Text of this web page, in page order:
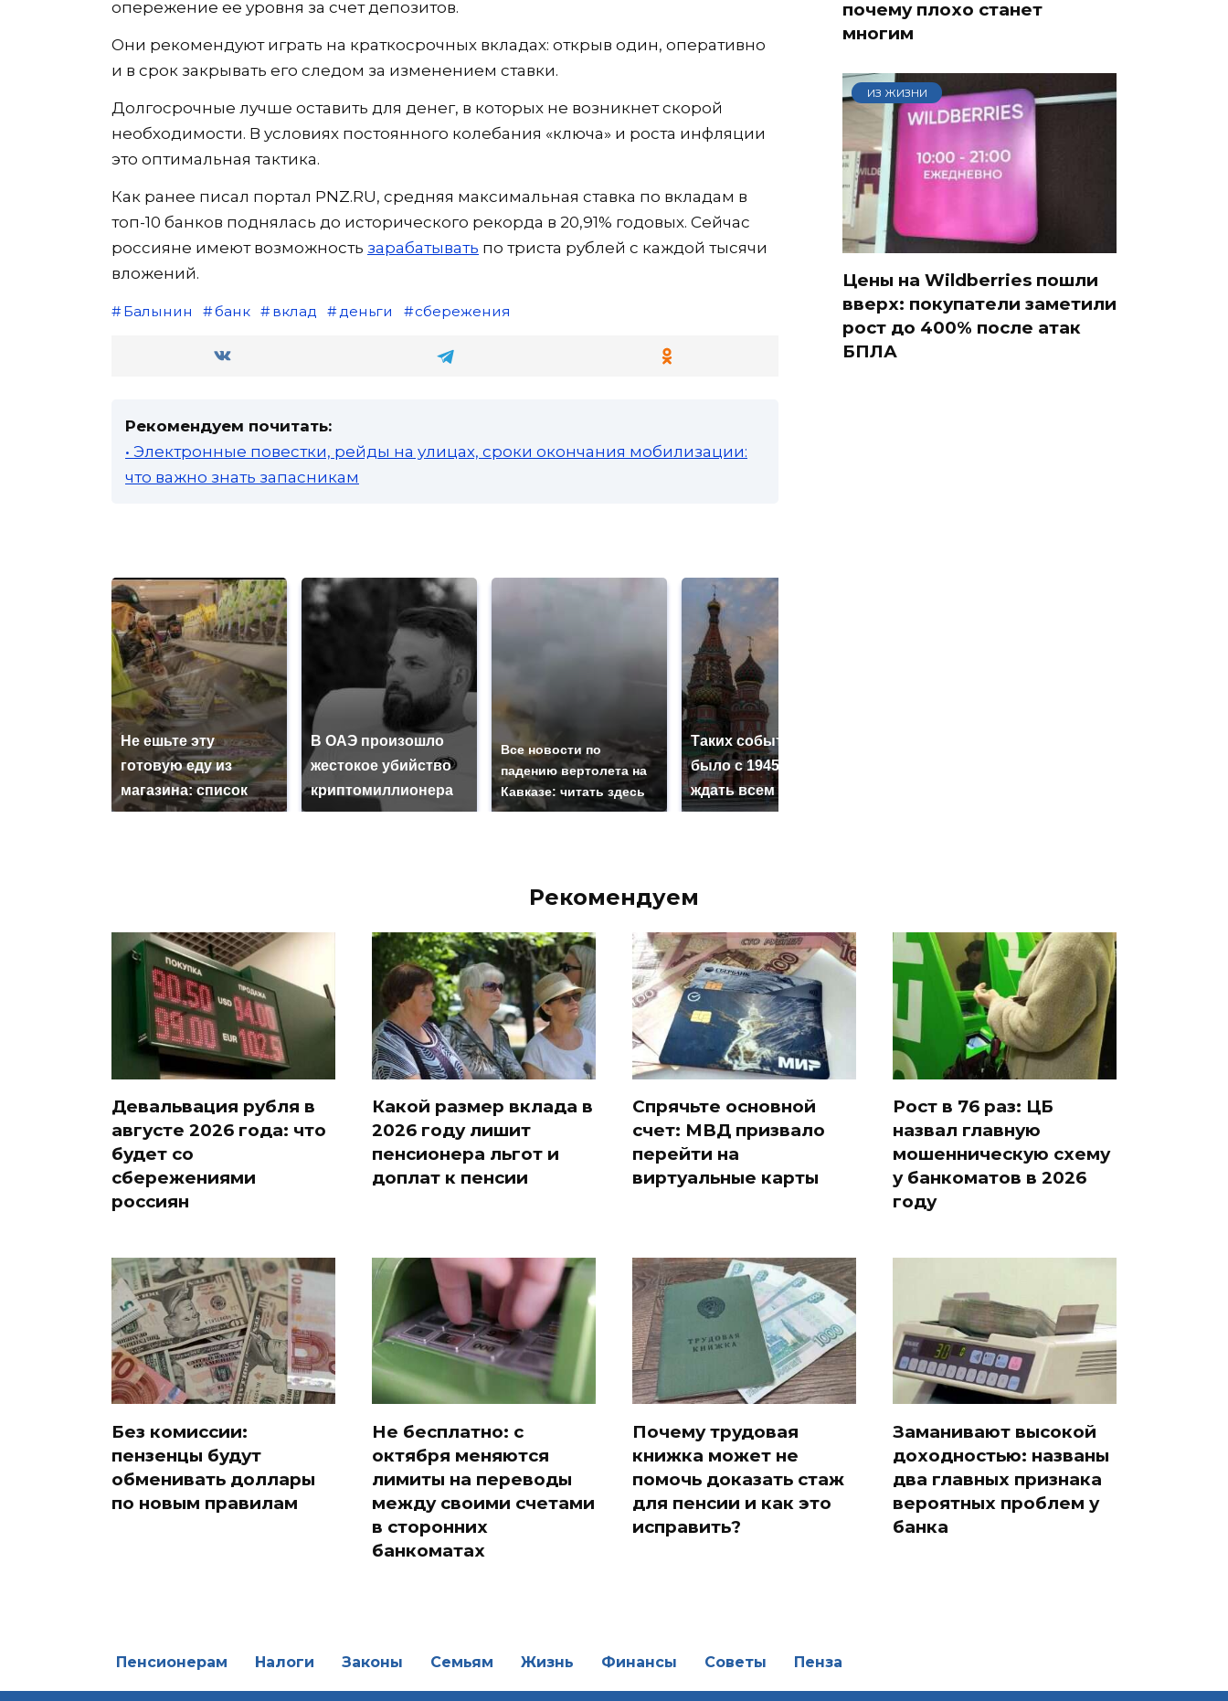
опережение ее уровня за счет депозитов.
Они рекомендуют играть на краткосрочных вкладах: открыв один, оперативно
и в срок закрывать его следом за изменением ставки.
Долгосрочные лучше оставить для денег, в которых не возникнет скорой
необходимости. В условиях постоянного колебания «ключа» и роста инфляции
это оптимальная тактика.
Как ранее писал портал PNZ.RU, средняя максимальная ставка по вкладам в
топ-10 банков поднялась до исторического рекорда в 20,91% годовых. Сейчас
россияне имеют возможность зарабатывать по триста рублей с каждой тысячи
вложений.
Балынин банк вклад деньги сбережения
Рекомендуем почитать:
• Электронные повестки, рейды на улицах, сроки окончания мобилизации:
что важно знать запасникам
Не ешьте эту
готовую еду из
магазина: список
В ОАЭ произошло
жестокое убийство
криптомиллионера
Все новости по
падению вертолета на
Кавказе: читать здесь
Таких событий не
было с 1945: чего
ждать всем нам?
почему плохо станет
многим
ИЗ ЖИЗНИ
Цены на Wildberries пошли
вверх: покупатели заметили
рост до 400% после атак
БПЛА
Рекомендуем
Девальвация рубля в
августе 2026 года: что
будет со
сбережениями
россиян
Какой размер вклада в
2026 году лишит
пенсионера льгот и
доплат к пенсии
Спрячьте основной
счет: МВД призвало
перейти на
виртуальные карты
Рост в 76 раз: ЦБ
назвал главную
мошенническую схему
у банкоматов в 2026
году
Без комиссии:
пензенцы будут
обменивать доллары
по новым правилам
Не бесплатно: с
октября меняются
лимиты на переводы
между своими счетами
в сторонних
банкоматах
Почему трудовая
книжка может не
помочь доказать стаж
для пенсии и как это
исправить?
Заманивают высокой
доходностью: названы
два главных признака
вероятных проблем у
банка
Пенсионерам Налоги Законы Семьям Жизнь Финансы Советы Пенза